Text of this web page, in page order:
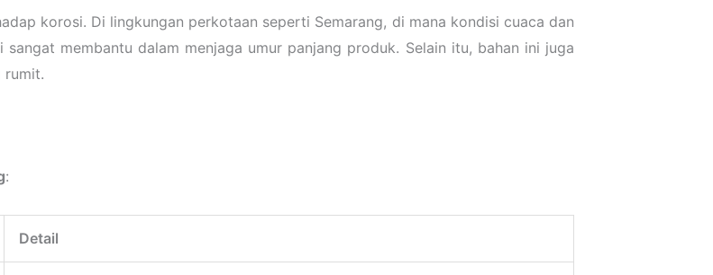
korosi. Di lingkungan perkotaan seperti Semarang, di mana kondisi cuaca dan
membantu dalam menjaga umur panjang produk. Selain itu, bahan ini juga
rumit.
:
Detail